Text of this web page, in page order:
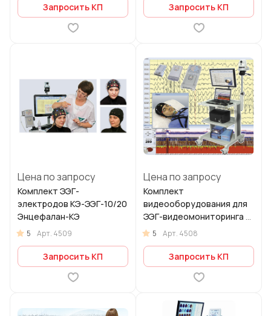
Запросить КП Запросить КП
Цена по запросу
Комплект ЭЭГ-
электродов КЭ-ЭЭГ-10/20
Энцефалан-КЭ
5 Арт. 4509
Запросить КП
Цена по запросу
Комплект
видеооборудования для
ЭЭГ-видеомониторинга и
ПМО Энцефалан-Видео
5 Арт. 4508
Запросить КП